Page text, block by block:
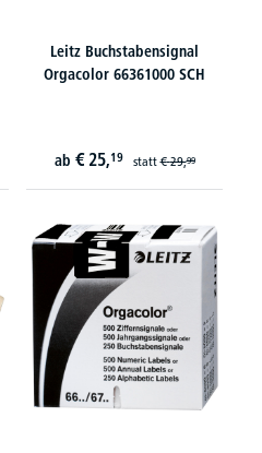
Leitz Buchstabensignal
Orgacolor 66361000 SCH
ab € 25,19 statt€ 29,99